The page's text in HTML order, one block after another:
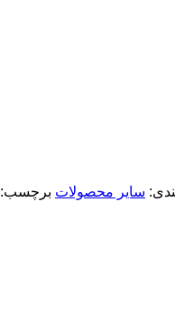
سایر محصولات برچسب: